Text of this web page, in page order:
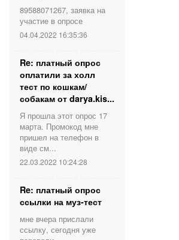
89588071267, заявка на
участие в опросе
04.04.2022 16:35:36
Re: платный опрос
оплатили за холл
тест по кошкам/
собакам от darya.kis...
Я прошла этот опрос 17
марта. Промокод мне
пришел на телефон в
виде см...
22.03.2022 10:24:28
Re: платный опрос
ссылки на муз-тест
мне вчера прислали
ссылку, сегодня уже